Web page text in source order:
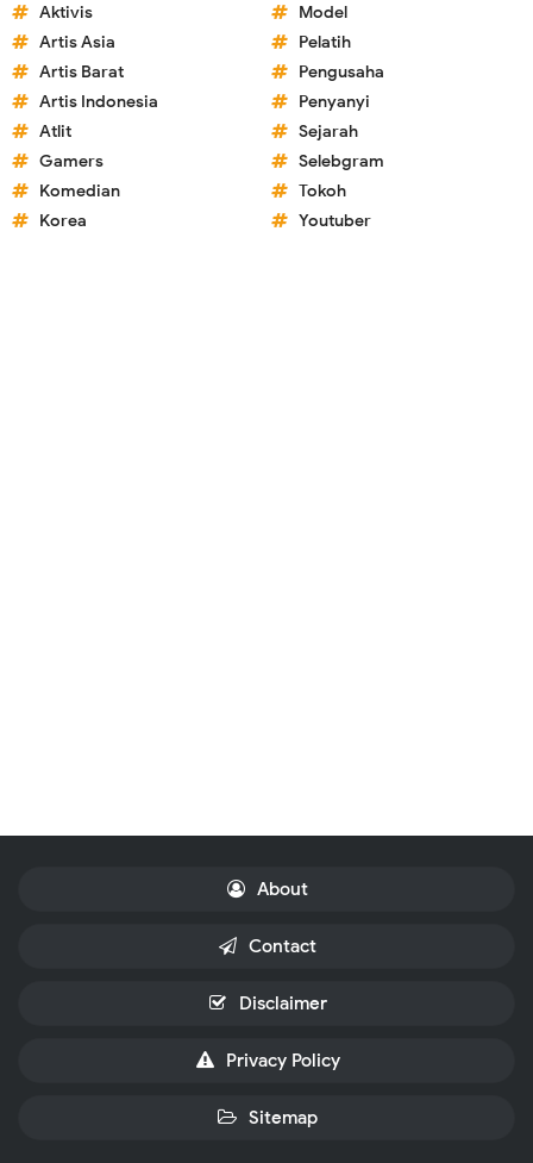
Aktivis
Artis Asia
Artis Barat
Artis Indonesia
Atlit
Gamers
Komedian
Korea
Model
Pelatih
Pengusaha
Penyanyi
Sejarah
Selebgram
Tokoh
Youtuber
About
Contact
Disclaimer
Privacy Policy
Sitemap